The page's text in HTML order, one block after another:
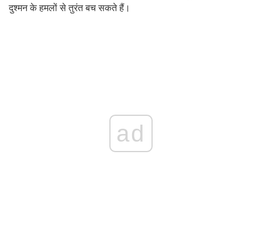
दुश्मन के हमलों से तुरंत बच सकते हैं।
ad